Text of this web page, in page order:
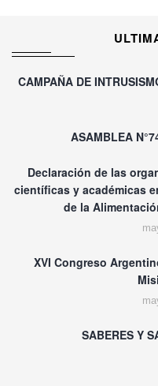
CAMPAÑA DE
ASAMBLEA
Declaración de las
científicas y académicas
de la
XVI Congreso
SABERES Y